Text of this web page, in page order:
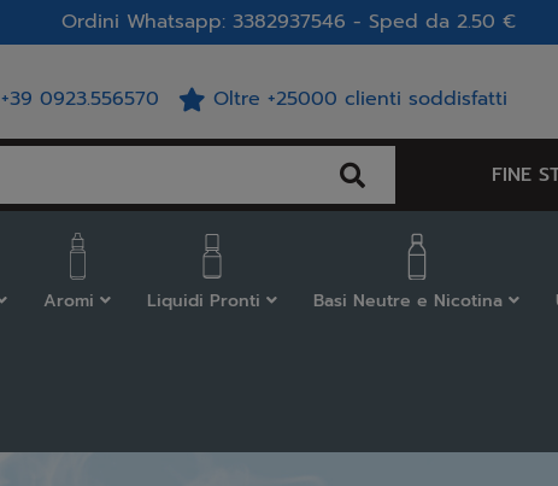
Ordini Whatsapp: 3382937546 - Sped da 2.50 €
+39 0923.556570 Oltre +25000 clienti soddisfatti
FINE
Aromi Liquidi Pronti Basi Neutre e Nicotina